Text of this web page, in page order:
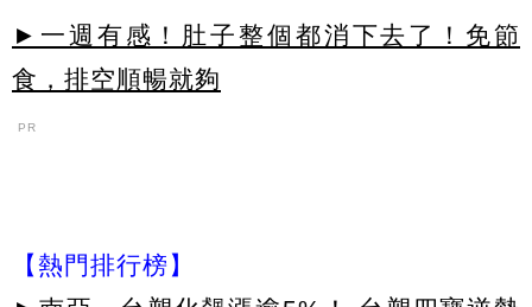
►一週有感！肚子整個都消下去了！免節
食，排空順暢就夠
PR
【熱門排行榜】